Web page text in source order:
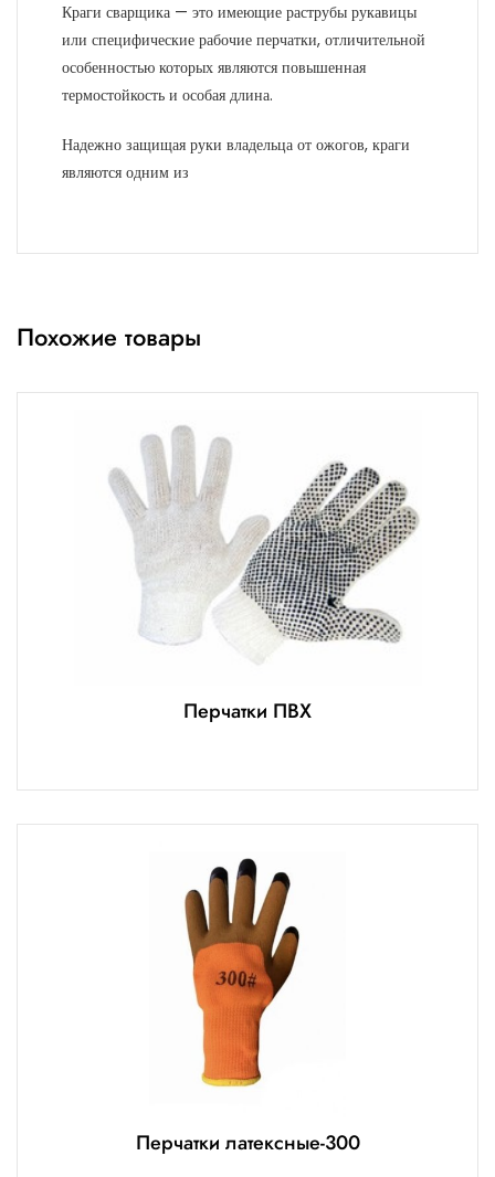
Краги сварщика — это имеющие раструбы рукавицы
или специфические рабочие перчатки, отличительной
особенностью которых являются повышенная
термостойкость и особая длина.
Надежно защищая руки владельца от ожогов, краги
являются одним из
Похожие товары
Перчатки ПВХ
Перчатки латексные-300